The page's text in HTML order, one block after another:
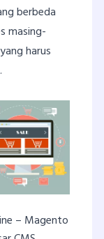
berbeda
masing-
harus
– Magento